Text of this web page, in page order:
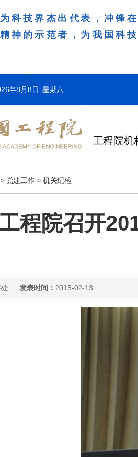
科技界杰出代表，冲锋
神的示范者，为我国科
年8月8日 星期六
工程院机
党建工作> 机关纪检
程院召开
处 发表时间： 2015-02-13